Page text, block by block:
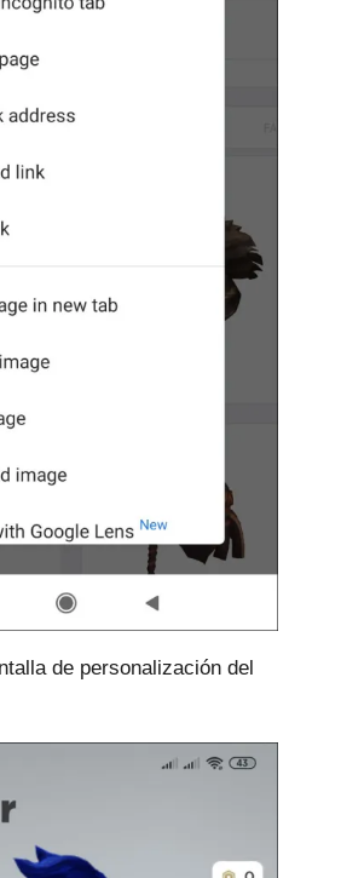
de personalización del